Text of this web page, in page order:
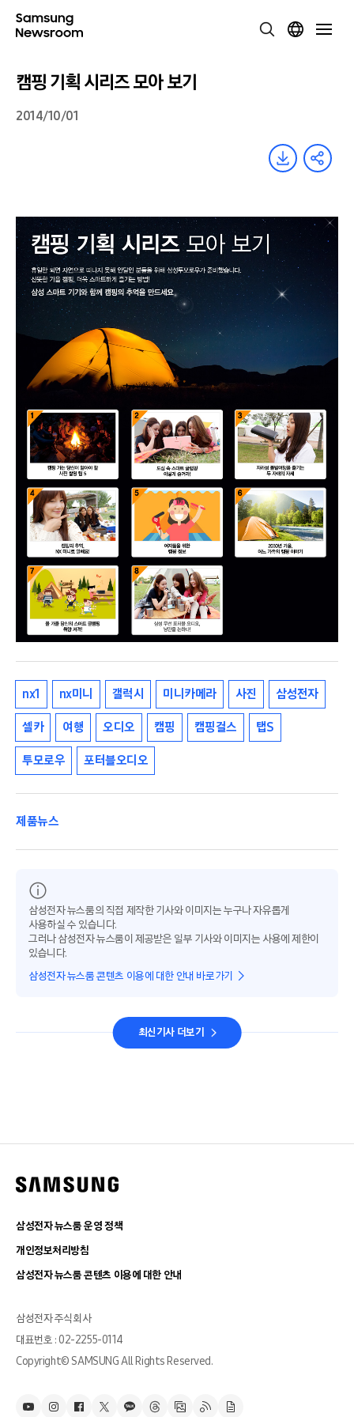
캠핑 기획 시리즈 모아 보기
2014/10/01
nx1 nx미니 갤럭시 미니카메라 사진 삼성전자
셀카 여행 오디오 캠핑 캠핑걸스 탭S
투모로우 포터블오디오
제품뉴스
삼성전자 뉴스룸의 직접 제작한 기사와 이미지는 누구나 자유롭게
사용하실 수 있습니다.
그러나 삼성전자 뉴스룸이 제공받은 일부 기사와 이미지는 사용에 제한이
있습니다.
삼성전자 뉴스룸 콘텐츠 이용에 대한 안내 바로가기
최신기사 더보기
삼성전자 뉴스룸 운영 정책
개인정보처리방침
삼성전자 뉴스룸 콘텐츠 이용에 대한 안내
삼성전자 주식회사
대표번호 : 02-2255-0114
Copyright© SAMSUNG All Rights Reserved.